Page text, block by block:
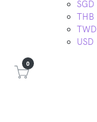
SGD
THB
TWD
USD
0